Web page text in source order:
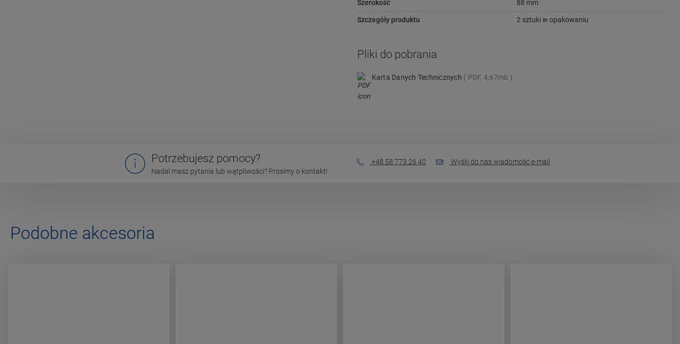
Szerokość 88 mm
Szczegóły produktu 2 sztuki w opakowaniu
Pliki do pobrania
Karta Danych Technicznych PDF, 4,67mb
Potrzebujesz pomocy?
Nadal masz pytania lub wątpliwości? Prosimy o kontakt!
+48 58 773 26 40 Wyślij do nas wiadomość e-mail
Podobne akcesoria